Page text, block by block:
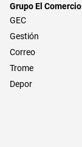
Grupo El Comercio
GEC
Gestión
Correo
Trome
Depor